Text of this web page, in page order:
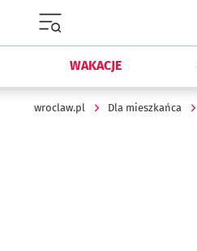
WAKACJE
wroclaw.pl Dla mieszkańca